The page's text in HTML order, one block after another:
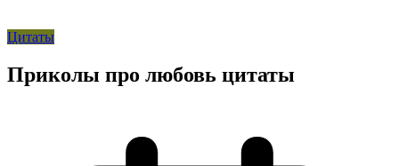
Цитаты
Приколы про любовь цитаты